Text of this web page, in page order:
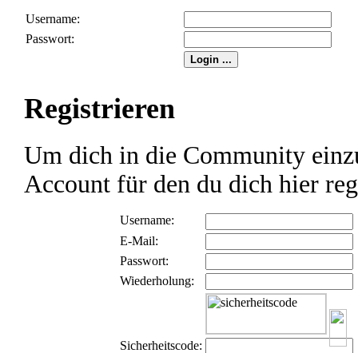
Username:
Passwort:
Registrieren
Um dich in die Community
Account für den du dich hier
Username:
E-Mail:
Passwort:
Wiederholung:
Sicherheitscode: